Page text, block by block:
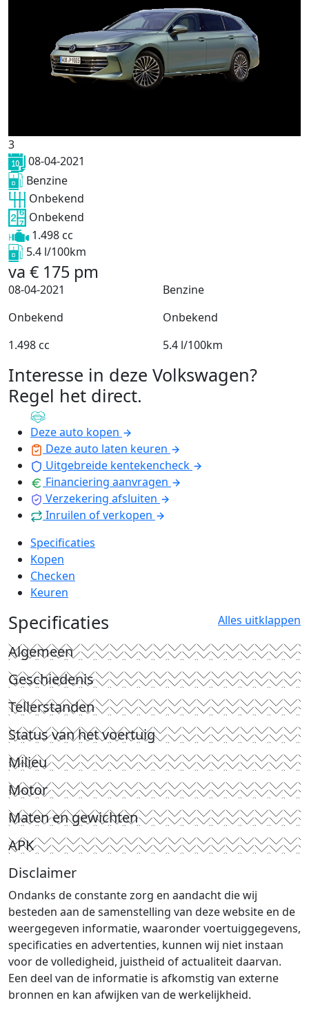
3
08-04-2021
Benzine
Onbekend
Onbekend
1.498 cc
5.4 l/100km
va € 175 pm
08-04-2021
Benzine
Onbekend
Onbekend
1.498 cc
5.4 l/100km
Interesse in deze Volkswagen?
Regel het direct.
Deze auto kopen
Deze auto laten keuren
Uitgebreide kentekencheck
Financiering aanvragen
Verzekering afsluiten
Inruilen of verkopen
Specificaties
Kopen
Checken
Keuren
Specificaties Alles uitklappen
Algemeen
Geschiedenis
Tellerstanden
Status van het voertuig
Milieu
Motor
Maten en gewichten
APK
Disclaimer
Ondanks de constante zorg en aandacht die wij
besteden aan de samenstelling van deze website en de
weergegeven informatie, waaronder voertuiggegevens,
specificaties en advertenties, kunnen wij niet instaan
voor de volledigheid, juistheid of actualiteit daarvan.
Een deel van de informatie is afkomstig van externe
bronnen en kan afwijken van de werkelijkheid.